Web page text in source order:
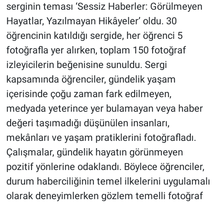
serginin teması ‘Sessiz Haberler: Görülmeyen
Hayatlar, Yazılmayan Hikâyeler’ oldu. 30
öğrencinin katıldığı sergide, her öğrenci 5
fotoğrafla yer alırken, toplam 150 fotoğraf
izleyicilerin beğenisine sunuldu. Sergi
kapsamında öğrenciler, gündelik yaşam
içerisinde çoğu zaman fark edilmeyen,
medyada yeterince yer bulamayan veya haber
değeri taşımadığı düşünülen insanları,
mekânları ve yaşam pratiklerini fotoğrafladı.
Çalışmalar, gündelik hayatın görünmeyen
pozitif yönlerine odaklandı. Böylece öğrenciler,
durum haberciliğinin temel ilkelerini uygulamalı
olarak deneyimlerken gözlem temelli fotoğraf